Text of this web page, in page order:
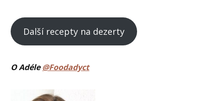
Další recepty na dezerty
O Adéle@Foodadyct